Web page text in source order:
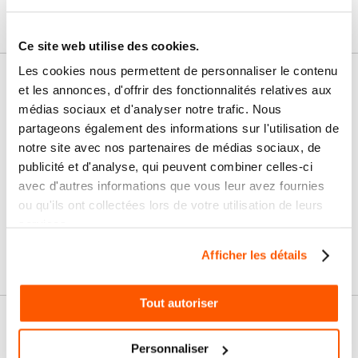
Ce site web utilise des cookies.
Les cookies nous permettent de personnaliser le contenu
et les annonces, d'offrir des fonctionnalités relatives aux
médias sociaux et d'analyser notre trafic. Nous
partageons également des informations sur l'utilisation de
notre site avec nos partenaires de médias sociaux, de
publicité et d'analyse, qui peuvent combiner celles-ci
avec d'autres informations que vous leur avez fournies
ou qu'ils ont collectées lors de votre utilisation de leurs
Afficher les détails
Tout autoriser
Personnaliser
Nos services
100% sécurisé
3x sans frais
Livraison
24/72H
SAV & Retours
Nos conseils